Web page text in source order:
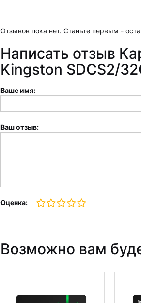
Отзывов пока нет. Станьте первым -
Написать отзыв
Kingston SDCS2/
Ваше имя:
Ваш отзыв:
Оценка:
Возможно вам